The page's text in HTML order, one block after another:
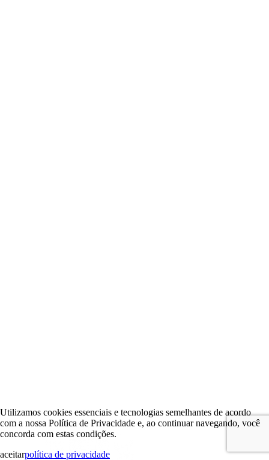
Utilizamos cookies essenciais e tecnologias semelhantes de acordo
com a nossa Política de Privacidade e, ao continuar navegando, você
concorda com estas condições.
aceitarpolítica de privacidade